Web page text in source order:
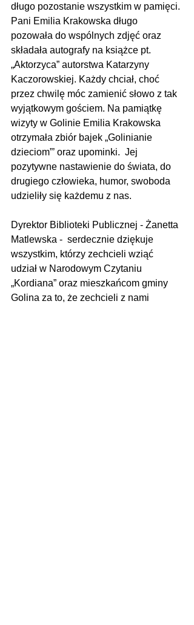
długo pozostanie wszystkim w pamięci.
Pani Emilia Krakowska długo
pozowała do wspólnych zdjęć oraz
składała autografy na książce pt.
„Aktorzyca” autorstwa Katarzyny
Kaczorowskiej. Każdy chciał, choć
przez chwilę móc zamienić słowo z tak
wyjątkowym gościem. Na pamiątkę
wizyty w Golinie Emilia Krakowska
otrzymała zbiór bajek „Golinianie
dzieciom”’ oraz upominki.  Jej
pozytywne nastawienie do świata, do
drugiego człowieka, humor, swoboda
udzieliły się każdemu z nas.
Dyrektor Biblioteki Publicznej - Żanetta
Matlewska -  serdecznie dziękuje
wszystkim, którzy zechcieli wziąć
udział w Narodowym Czytaniu
„Kordiana” oraz mieszkańcom gminy
Golina za to, że zechcieli z nami